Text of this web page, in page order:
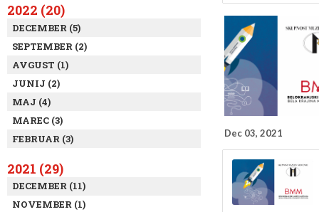
2022 (20)
DECEMBER (5)
SEPTEMBER (2)
AVGUST (1)
JUNIJ (2)
MAJ (4)
MAREC (3)
FEBRUAR (3)
2021 (29)
DECEMBER (11)
NOVEMBER (1)
Dec 03, 2021